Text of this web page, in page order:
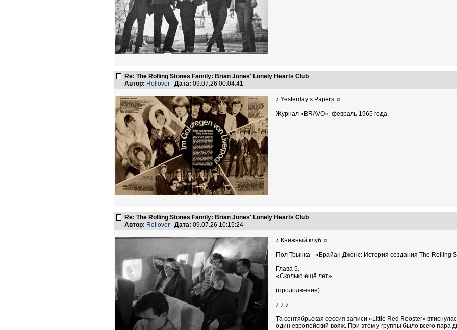
Re: The Rolling Stones Family: Brian Jones' Lonely Hearts Club
Автор: Rollover Дата: 09.07.26 00:04:41
♪ Yesterday’s Papers ♫
Журнал «BRAVO», февраль 1965 года.
Re: The Rolling Stones Family: Brian Jones' Lonely Hearts Club
Автор: Rollover Дата: 09.07.26 10:15:24
♪ Книжный клуб ♫
Пол Трынка - «Брайан Джонс: История создания The Rolling
Глава 5.
«Сколько ещё лет».
(продолжение)
♪ ♪ ♪
Та сентябрьская сессия записи «Little Red Rooster»
один европейский вояж. При этом у группы было всего